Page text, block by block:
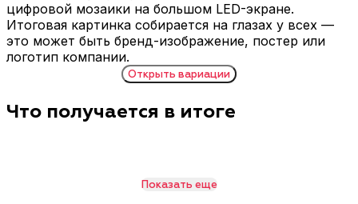
цифровой мозаики на большом LED-экране.
Итоговая картинка собирается на глазах у всех —
это может быть бренд-изображение, постер или
логотип компании.
Открыть вариации
Форматы интерактива: какие варианты доступны
для уверенного потока и
площадок, когда важен
Что получается в итоге
Показать еще